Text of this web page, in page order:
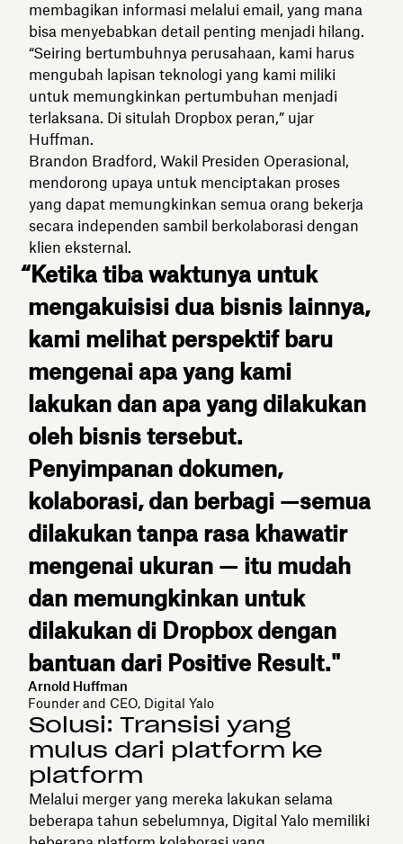
membagikan informasi melalui email, yang mana
bisa menyebabkan detail penting menjadi hilang.
“Seiring bertumbuhnya perusahaan, kami harus
mengubah lapisan teknologi yang kami miliki
untuk memungkinkan pertumbuhan menjadi
terlaksana. Di situlah Dropbox peran,” ujar
Huffman.
Brandon Bradford, Wakil Presiden Operasional,
mendorong upaya untuk menciptakan proses
yang dapat memungkinkan semua orang bekerja
secara independen sambil berkolaborasi dengan
klien eksternal.
“Ketika tiba waktunya untuk
mengakuisisi dua bisnis lainnya,
kami melihat perspektif baru
mengenai apa yang kami
lakukan dan apa yang dilakukan
oleh bisnis tersebut.
Penyimpanan dokumen,
kolaborasi, dan berbagi —semua
dilakukan tanpa rasa khawatir
mengenai ukuran — itu mudah
dan memungkinkan untuk
dilakukan di Dropbox dengan
bantuan dari Positive Result."
Arnold Huffman
Founder and CEO, Digital Yalo
Solusi: Transisi yang
mulus dari platform ke
platform
Melalui merger yang mereka lakukan selama
beberapa tahun sebelumnya, Digital Yalo memiliki